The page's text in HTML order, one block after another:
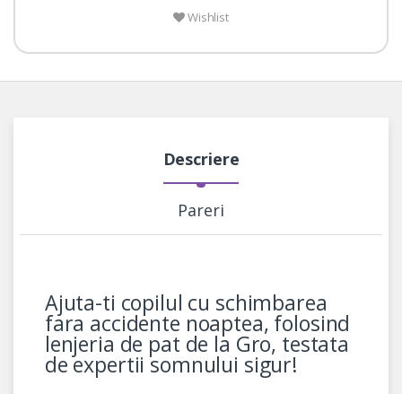
Wishlist
Descriere
Pareri
Ajuta-ti copilul cu schimbarea
fara accidente noaptea, folosind
lenjeria de pat de la Gro, testata
de expertii somnului sigur!